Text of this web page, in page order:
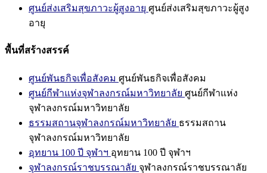
ศูนย์ส่งเสริมสุขภาวะผู้สูงอายุ ศูนย์ส่งเสริมสุขภาวะผู้สูง
อายุ
พื้นที่สร้างสรรค์
ศูนย์พันธกิจเพื่อสังคม ศูนย์พันธกิจเพื่อสังคม
ศูนย์กีฬาแห่งจุฬาลงกรณ์มหาวิทยาลัย ศูนย์กีฬาแห่ง
จุฬาลงกรณ์มหาวิทยาลัย
ธรรมสถานจุฬาลงกรณ์มหาวิทยาลัย ธรรมสถาน
จุฬาลงกรณ์มหาวิทยาลัย
อุทยาน 100 ปี จุฬาฯ อุทยาน 100 ปี จุฬาฯ
จุฬาลงกรณ์ราชบรรณาลัย จุฬาลงกรณ์ราชบรรณาลัย